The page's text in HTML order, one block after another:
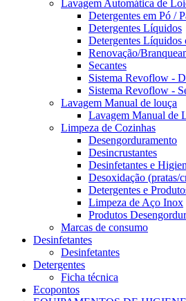
Lavagem Automática de
Detergentes em Pó /
Detergentes Líquidos
Detergentes Líquidos
Renovação/
Secantes
Sistema Revoflow -
Sistema Revoflow -
Lavagem Manual de louça
Lavagem Manual de
Limpeza de Cozinhas
Desengorduramento
Desincrustantes
Desinfetantes e
Desoxidação (pratas/
Detergentes e
Limpeza de Aço Inox
Produtos
Marcas de consumo
Desinfetantes
Desinfetantes
Detergentes
Ficha técnica
Ecopontos